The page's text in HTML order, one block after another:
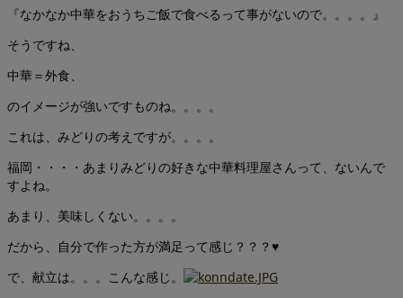
『なかなか中華をおうちご飯で食べるって事がないので。。。。』
そうですね、
中華＝外食、
のイメージが強いですものね。。。。
これは、みどりの考えですが。。。。
福岡・・・・あまりみどりの好きな中華料理屋さんって、ないんで
すよね。
あまり、美味しくない。。。。
だから、自分で作った方が満足って感じ？？？♥
で、献立は。。。こんな感じ。